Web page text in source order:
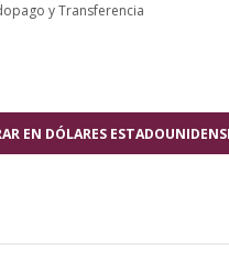
yTransferencia
EN DÓLARES